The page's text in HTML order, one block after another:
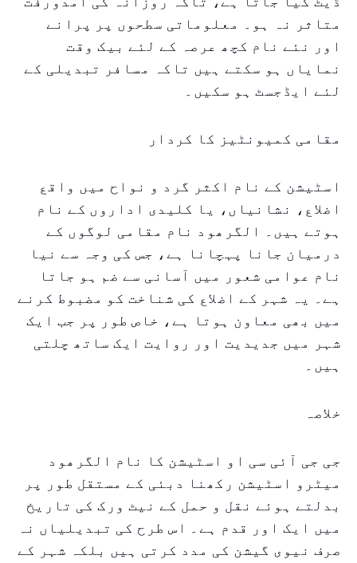
متاثر نہ ہو۔ معلوماتی سطحوں پر پرانے
اور نئے نام کچھ عرصہ کے لئے بیک وقت
نمایاں ہو سکتے ہیں تاکہ مسافر تبدیلی کے
لئے ایڈجسٹ ہو سکیں۔
مقامی کمیونٹیز کا کردار
اسٹیشن کے نام اکثر گرد و نواح میں واقع
اضلاع، نشانیاں، یا کلیدی اداروں کے نام
ہوتے ہیں۔ الگرھود نام مقامی لوگوں کے
درمیان جانا پہچانا ہے، جس کی وجہ سے نیا
نام عوامی شعور میں آسانی سے ضم ہو جاتا
ہے۔ یہ شہر کے اضلاع کی شناخت کو مضبوط کرنے
میں بھی معاون ہوتا ہے، خاص طور پر جب ایک
شہر میں جدیدیت اور روایت ایک ساتھ چلتی
ہیں۔
خلاصہ
جی جی آئی سی او اسٹیشن کا نام الگرھود
میٹرو اسٹیشن رکھنا دبئی کے مستقل طور پر
بدلتے ہوئے نقل و حمل کے نیٹ ورک کی تاریخ
میں ایک اور قدم ہے۔ اس طرح کی تبدیلیاں نہ
صرف نیوی گیشن کی مدد کرتی ہیں بلکہ شہر کے